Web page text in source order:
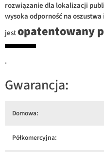
rozwiązanie dla lokalizacji
wysoka odporność na
jestopatentowany
.
Gwarancja:
Domowa:
Półkomercyjna: